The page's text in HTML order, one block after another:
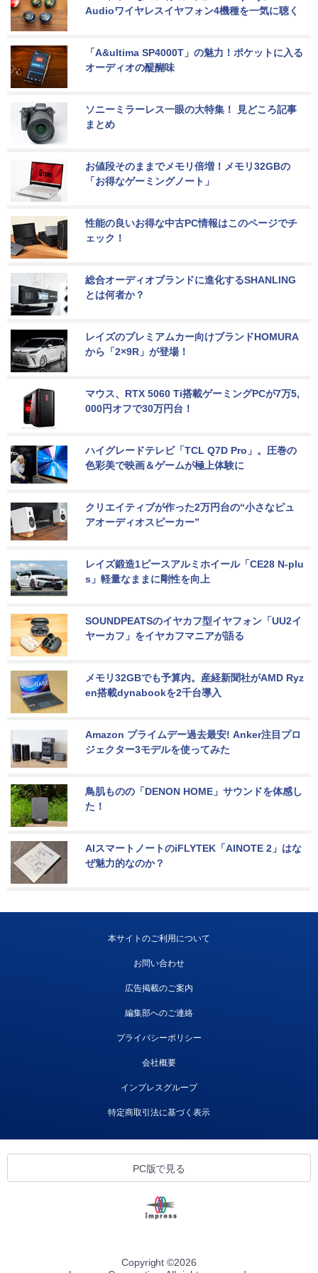
Audioワイヤレスイヤフォン4機種を一気に聴く
「A&ultima SP4000T」の魅力！ポケットに入る
オーディオの醍醐味
ソニーミラーレス一眼の大特集！ 見どころ記事
まとめ
お値段そのままでメモリ倍増！メモリ32GBの
「お得なゲーミングノート」
性能の良いお得な中古PC情報はこのページでチ
ェック！
総合オーディオブランドに進化するSHANLING
とは何者か？
レイズのプレミアムカー向けブランドHOMURA
から「2×9R」が登場！
マウス、RTX 5060 Ti搭載ゲーミングPCが7万5,
000円オフで30万円台！
ハイグレードテレビ「TCL Q7D Pro」。圧巻の
色彩美で映画＆ゲームが極上体験に
クリエイティブが作った2万円台の“小さなピュ
アオーディオスピーカー”
レイズ鍛造1ピースアルミホイール「CE28 N-plu
s」軽量なままに剛性を向上
SOUNDPEATSのイヤカフ型イヤフォン「UU2イ
ヤーカフ」をイヤカフマニアが語る
メモリ32GBでも予算内。産経新聞社がAMD Ryz
en搭載dynabookを2千台導入
Amazon プライムデー過去最安! Anker注目プロ
ジェクター3モデルを使ってみた
鳥肌ものの「DENON HOME」サウンドを体感し
た！
AIスマートノートのiFLYTEK「AINOTE 2」はな
ぜ魅力的なのか？
本サイトのご利用について
お問い合わせ
広告掲載のご案内
編集部へのご連絡
プライバシーポリシー
会社概要
インプレスグループ
特定商取引法に基づく表示
PC版で見る
Copyright ©2026